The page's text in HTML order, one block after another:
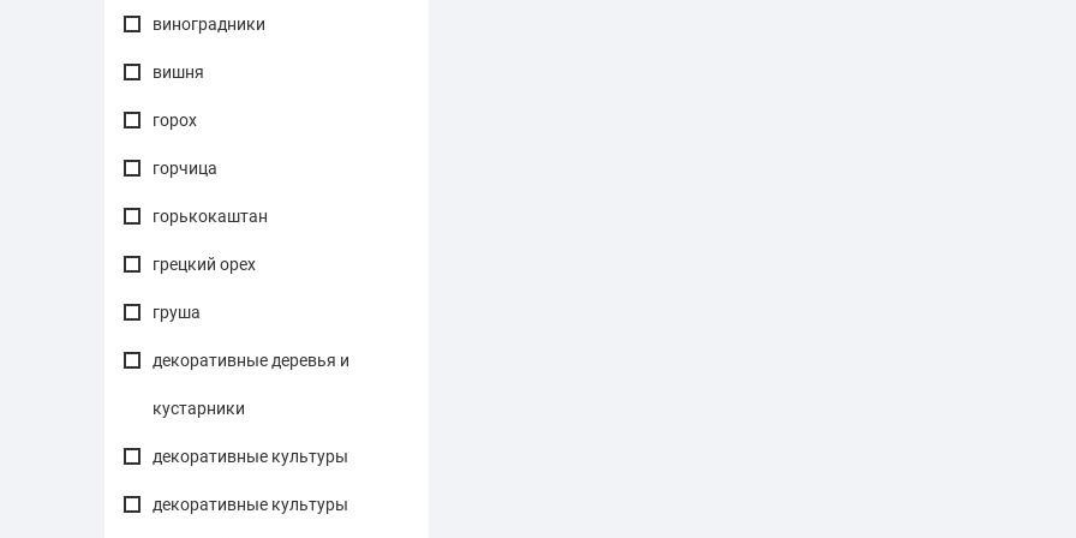
виноградники
вишня
горох
горчица
горькокаштан
грецкий орех
груша
декоративные деревья и
кустарники
декоративные культуры
декоративные культуры